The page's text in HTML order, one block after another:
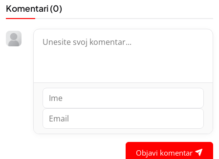
Komentari (0)
Objavi komentar